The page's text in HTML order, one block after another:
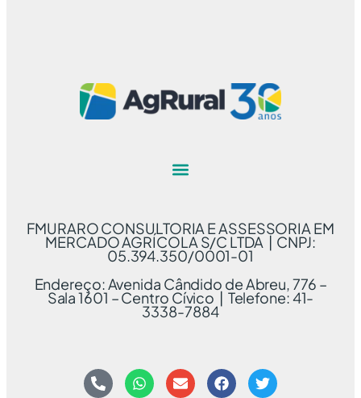
FMURARO CONSULTORIA E ASSESSORIA EM
MERCADO AGRÍCOLA S/C LTDA | CNPJ:
05.394.350/0001-01
Endereço: Avenida Cândido de Abreu, 776 –
Sala 1601 – Centro Cívico | Telefone: 41-
3338-7884